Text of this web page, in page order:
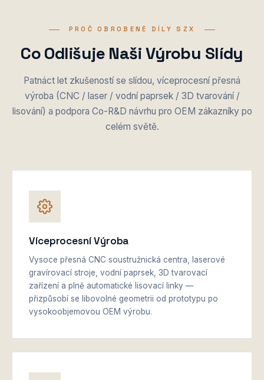
PROČ OBROBENÉ DÍLY SZX
Co Odlišuje Naši Výrobu Slídy
Patnáct let zkušeností se slídou, víceprocesní přesná
výroba (CNC / laser / vodní paprsek / 3D tvarování /
lisování) a podpora Co-R&D návrhu pro OEM zákazníky po
celém světě.
Víceprocesní Výroba
Vysoce přesná CNC soustružnická centra, laserové
gravírovací stroje, vodní paprsek, 3D tvarovací
zařízení a plně automatické lisovací linky —
přizpůsobí se libovolné geometrii od prototypu po
vysokoobjemovou OEM výrobu.